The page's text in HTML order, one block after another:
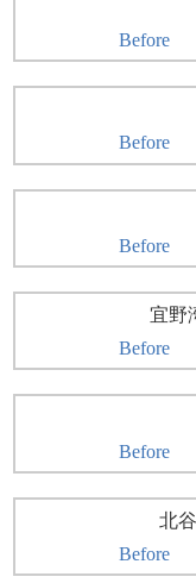
Before
Before
Before
宜
Before
Before
北
Before